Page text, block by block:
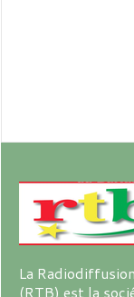
i
La
(RTB) est la